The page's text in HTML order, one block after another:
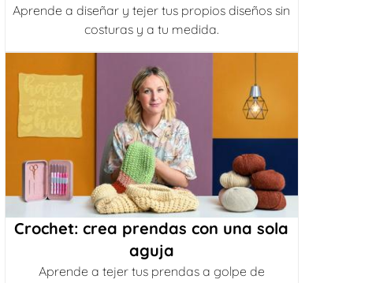
Aprende a diseñar y tejer tus propios diseños sin
costuras y a tu medida.
Crochet: crea prendas con una sola
aguja
Aprende a tejer tus prendas a golpe de